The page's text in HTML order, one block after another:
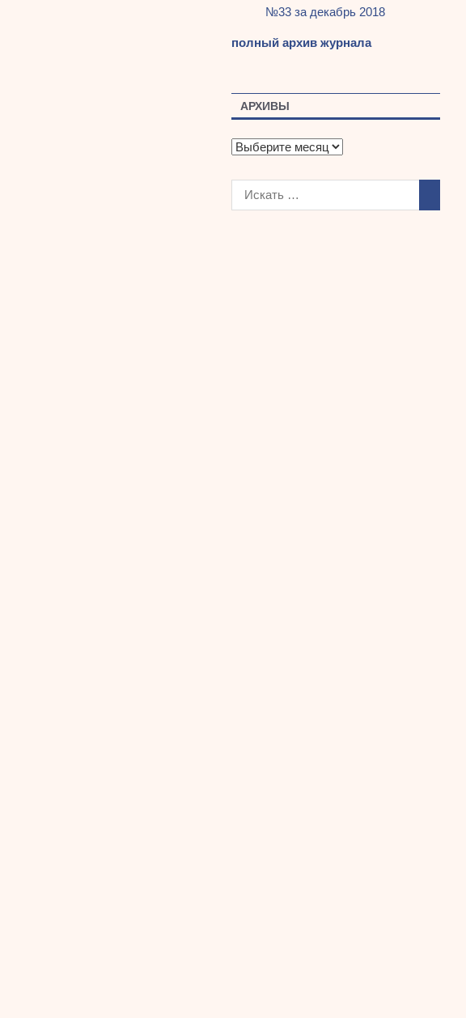
№33 за декабрь 2018
полный архив журнала
АРХИВЫ
А
х
в